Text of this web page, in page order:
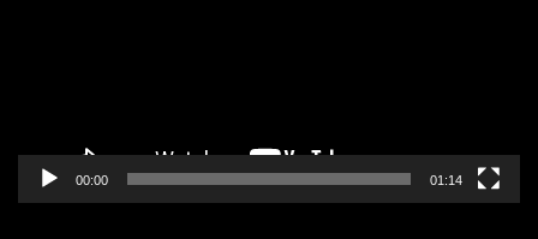
00:00 01:14